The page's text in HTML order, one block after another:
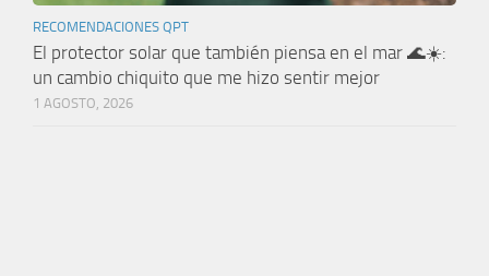
RECOMENDACIONES QPT
El protector solar que también piensa en el mar 🌊☀️:
un cambio chiquito que me hizo sentir mejor
1 AGOSTO, 2026